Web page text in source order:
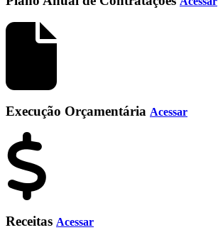
Execução Orçamentária Acessar
Receitas Acessar